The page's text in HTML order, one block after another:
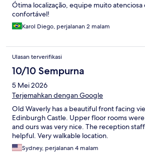
Ótima localização, equipe muito
confortável!
Karol Diego, perjalanan 2 malam
Ulasan terverifikasi
10/10 Sempurna
5 Mei 2026
Terjemahkan dengan Google
Old Waverly has a beautiful front facing
Edinburgh Castle. Upper floor rooms
and ours was very nice. The reception
helpful. Very walkable location.
Sydney, perjalanan 4 malam